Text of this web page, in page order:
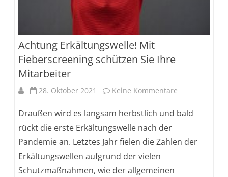
Achtung Erkältungswelle! Mit
Fieberscreening schützen Sie Ihre
Mitarbeiter
28. Oktober 2021 Keine Kommentare
Achtung
Mit
Draußen wird es langsam herbstlich und bald
rückt die erste Erkältungswelle nach der
Pandemie an. Letztes Jahr fielen die Zahlen der
Erkältungswellen aufgrund der vielen
Schutzmaßnahmen, wie der allgemeinen